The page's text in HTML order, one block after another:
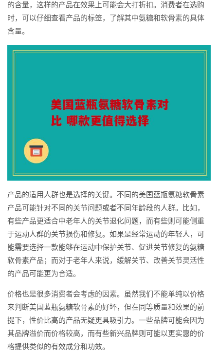
的含量，这样的产品在效果上可能会大打折扣。消费者在选购
时，可以仔细查看产品的标签，了解其中氨糖和软骨素的具体
含量。
产品的适用人群也是选择的关键。不同的美国蓝瓶氨糖软骨素
产品可能针对不同的关节问题或者不同年龄段的人群。比如，
有些产品更适合中老年人的关节退化问题，而有些则可能侧重
于运动人群的关节损伤和修复。如果是经常运动的年轻人，可
能需要选择一款能够在运动中保护关节、促进关节修复的氨糖
软骨素产品；而对于老年人来说，缓解关节、改善关节灵活性
的产品可能更为合适。
价格也是很多消费者会考虑的因素。虽然我们不能单纯以价格
来判断美国蓝瓶氨糖软骨素的好坏，但在同等质量和效果的前
提下，性价比高的产品无疑更具吸引力。一些品牌可能会因为
其品牌溢价而价格较高，而有些新兴品牌则可能以更实惠的价
格提供类似的有效成分和功效。